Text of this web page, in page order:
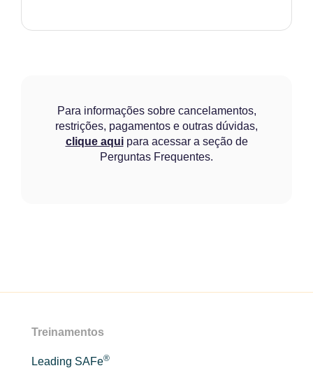
Para informações sobre cancelamentos,
restrições, pagamentos e outras dúvidas,
clique aquipara acessar a seção de
Perguntas Frequentes.
Treinamentos
Leading SAFe®